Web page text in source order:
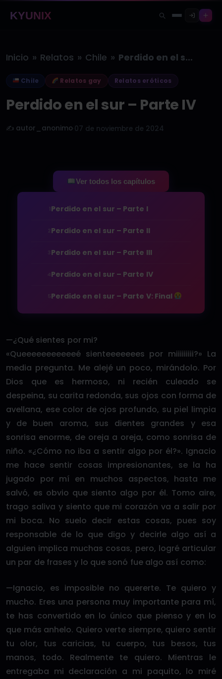
KYUNIX
Inicio » Relatos » Chile » Perdido en el sur – Parte…
Chile Relatos gay Relatos eróticos
Perdido en el sur – Parte IV
✍️ autor_anonimo 07 de noviembre de 2024
Ver todos los capítulos
Perdido en el sur – Parte I
Perdido en el sur – Parte II
Perdido en el sur – Parte III
Perdido en el sur – Parte IV
Perdido en el sur – Parte V: Final
—¿Qué sientes por mi?
«Queeeeeeeeeeeé sienteeeeeees por miiiiiiiii?» La
media pregunta. Me alejé un poco, mirándolo. Por
Dios que es hermoso, ni recién culeado se
despeina, su carita redonda, sus ojos con forma de
avellana, ese color de ojos profundo, su piel limpia
y de buen aroma, sus dientes grandes y esa
sonrisa enorme, de oreja a oreja, como sonrisa de
niño. «¿Cómo no iba a sentir algo por él?». Ignacio
me hace sentir cosas impresionantes, se la ha
jugado por mí en muchos aspectos, hasta me
salvó, es obvio que siento algo por él. Tomo aire,
trago saliva y siento que mi corazón va a salir por
mi boca. No suelo decir estas cosas, pues soy
responsable de lo que digo y decirle algo así a
alguien implica muchas cosas, pero, logré articular
un par de frases y lo que sonó fue algo así como:
—Ignacio, es imposible no quererte. Te quiero y
mucho. Eres una persona muy importante para mí,
te has convertido en lo único que pienso y en lo
que más anhelo. Quiero verte siempre, quiero sentir
tu olor, tus caricias, tu cuerpo, tus besos, tus
manos, todo. Realmente te quiero. Mientras le
entregaba mi declaración a mi paquito, lo miré